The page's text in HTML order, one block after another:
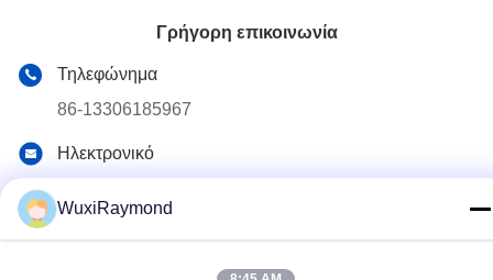
Γρήγορη επικοινωνία
Τηλεφώνημα
86-13306185967
Ηλεκτρονικό
Διεύθυνση
WuxiRaymond